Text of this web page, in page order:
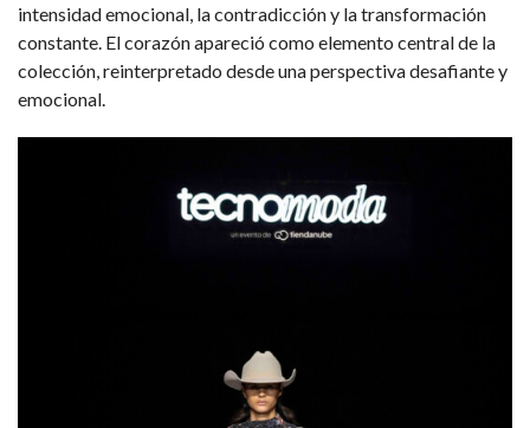
intensidad emocional, la contradicción y la transformación
constante. El corazón apareció como elemento central de la
colección, reinterpretado desde una perspectiva desafiante y
emocional.